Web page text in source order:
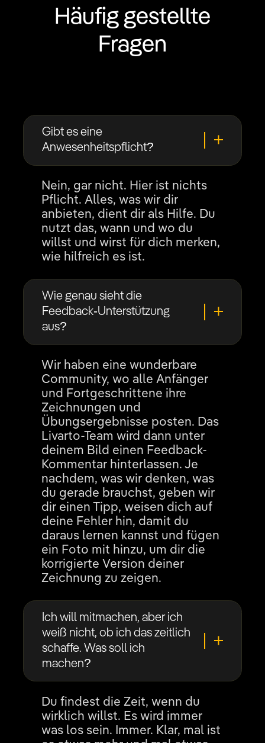
Häufig gestellte
Fragen
Gibt es eine
Anwesenheitspflicht?
Nein, gar nicht. Hier ist nichts
Pflicht. Alles, was wir dir
anbieten, dient dir als Hilfe. Du
nutzt das, wann und wo du
willst und wirst für dich merken,
wie hilfreich es ist.
Wie genau sieht die
Feedback-Unterstützung
aus?
Wir haben eine wunderbare
Community, wo alle Anfänger
und Fortgeschrittene ihre
Zeichnungen und
Übungsergebnisse posten. Das
Livarto-Team wird dann unter
deinem Bild einen Feedback-
Kommentar hinterlassen. Je
nachdem, was wir denken, was
du gerade brauchst, geben wir
dir einen Tipp, weisen dich auf
deine Fehler hin, damit du
daraus lernen kannst und fügen
ein Foto mit hinzu, um dir die
korrigierte Version deiner
Zeichnung zu zeigen.
Ich will mitmachen, aber ich
weiß nicht, ob ich das zeitlich
schaffe. Was soll ich
machen?
Du findest die Zeit, wenn du
wirklich willst. Es wird immer
was los sein. Immer. Klar, mal ist